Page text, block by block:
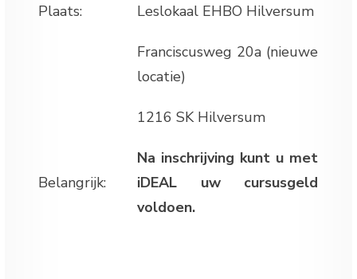
Plaats: Leslokaal EHBO Hilversum
Franciscusweg 20a (nieuwe
locatie)
1216 SK Hilversum
Belangrijk:
Na inschrijving kunt u met
iDEAL uw cursusgeld
voldoen.